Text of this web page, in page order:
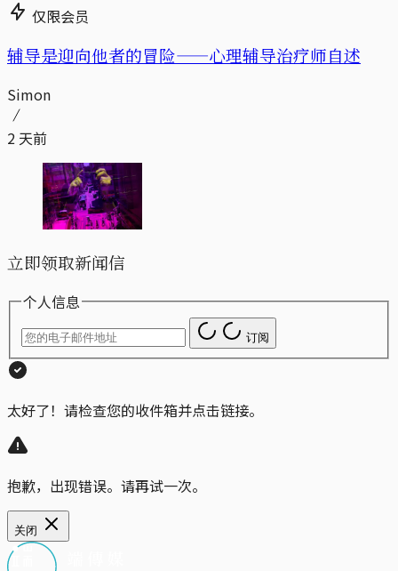
仅限会员
辅导是迎向他者的冒险——心理辅导治疗师自述
Simon
2 天前
立即领取新闻信
个人信息
订阅
太好了！请检查您的收件箱并点击链接。
抱歉，出现错误。请再试一次。
关闭